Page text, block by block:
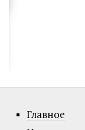
Главное